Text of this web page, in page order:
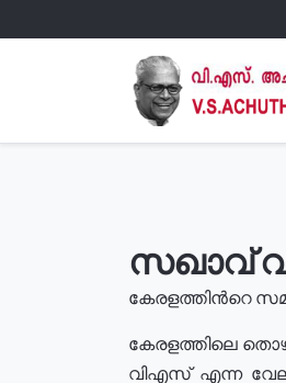
സഖാവ്
കേരളത്തിൻറെ
കേരളത്തിലെ
വിഎസ് എന്ന